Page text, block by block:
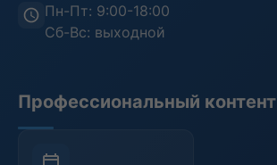
Пн-Пт: 9:00-18:00
Сб-Вс: выходной
Профессиональный контент